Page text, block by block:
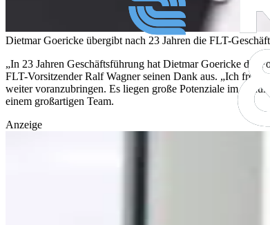
Dietmar Goericke übergibt nach 23 Jahren die FLT-
„In 23 Jahren Geschäftsführung hat Dietmar Goericke die
FLT-Vorsitzender Ralf Wagner seinen Dank aus. „Ich freue
weiter voranzubringen. Es liegen große Potenziale im
einem großartigen Team.
Anzeige